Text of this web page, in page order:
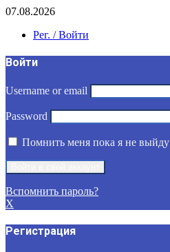
07.08.2026
Рег. / Войти
Войти
Username or email
Password
Помнить меня пока я не выйду
Вспомнить пароль?
X
Регистрация